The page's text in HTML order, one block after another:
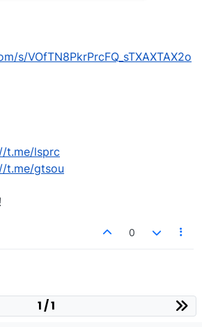
s/VOfTN8PkrPrcFQ_sTXAXTAX2o
t.me/lsprc
t.me/gtsou
0
1 / 1